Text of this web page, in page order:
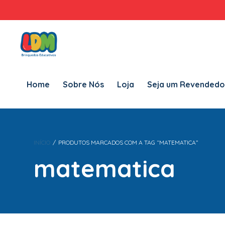
Home
Home Sobre Nós Loja Seja um
INÍCIO / PRODUTOS MARCADOS COM A TAG “MATEMATICA”
matematica